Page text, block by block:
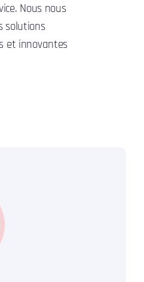
Nous nous
solutions
et innovantes